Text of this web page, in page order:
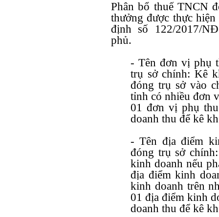
Phân bổ thuế TNCN
thưởng được thực
định số 122/2017/
phủ.
- Tên đơn vị phụ
trụ sở chính: Kê
đóng trụ sở vào
tỉnh có nhiều đơn
01 đơn vị phụ
doanh thu để kê
- Tên địa điểm
đóng trụ sở
kinh doanh nếu
địa điểm kinh
kinh doanh trên
01 địa điểm kinh
doanh thu để kê